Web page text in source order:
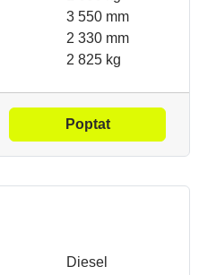
3 550 mm
2 330 mm
2 825 kg
Poptat
Diesel